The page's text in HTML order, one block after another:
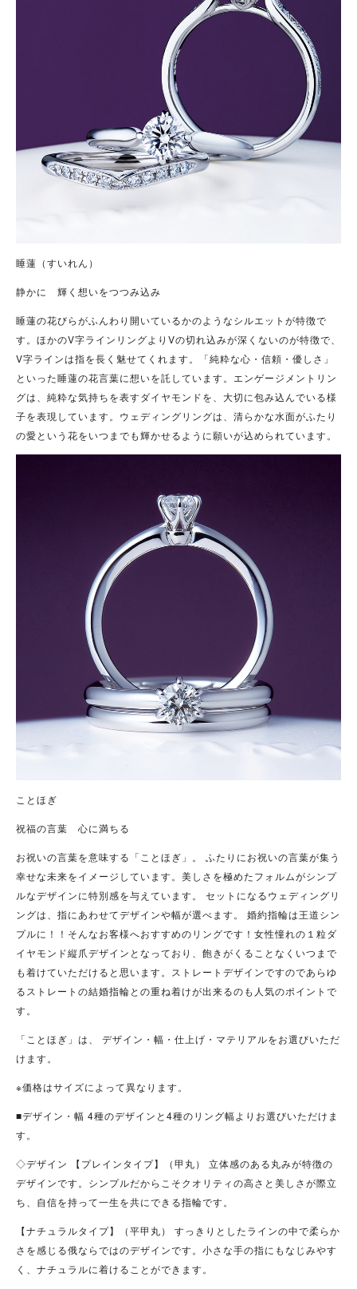
睡蓮（すいれん）
静かに 輝く想いをつつみ込み
睡蓮の花びらがふんわり開いているかのようなシルエットが特徴で
す。ほかのV字ラインリングよりVの切れ込みが深くないのが特徴で、
V字ラインは指を長く魅せてくれます。「純粋な心・信頼・優しさ」
といった睡蓮の花言葉に想いを託しています。エンゲージメントリン
グは、純粋な気持ちを表すダイヤモンドを、大切に包み込んでいる様
子を表現しています。ウェディングリングは、清らかな水面がふたり
の愛という花をいつまでも輝かせるように願いが込められています。
ことほぎ
祝福の言葉 心に満ちる
お祝いの言葉を意味する「ことほぎ」。 ふたりにお祝いの言葉が集う
幸せな未来をイメージしています。美しさを極めたフォルムがシンプ
ルなデザインに特別感を与えています。 セットになるウェディングリ
ングは、指にあわせてデザインや幅が選べます。 婚約指輪は王道シン
プルに！！そんなお客様へおすすめのリングです！女性憧れの１粒ダ
イヤモンド縦爪デザインとなっており、飽きがくることなくいつまで
も着けていただけると思います。ストレートデザインですのであらゆ
るストレートの結婚指輪との重ね着けが出来るのも人気のポイントで
す。
「ことほぎ」は、 デザイン・幅・仕上げ・マテリアルをお選びいただ
けます。
※価格はサイズによって異なります。
■デザイン・幅 4種のデザインと4種のリング幅よりお選びいただけま
す。
◇デザイン 【プレインタイプ】（甲丸） 立体感のある丸みが特徴の
デザインです。シンプルだからこそクオリティの高さと美しさが際立
ち、自信を持って一生を共にできる指輪です。
【ナチュラルタイプ】（平甲丸） すっきりとしたラインの中で柔らか
さを感じる俄ならではのデザインです。小さな手の指にもなじみやす
く、ナチュラルに着けることができます。